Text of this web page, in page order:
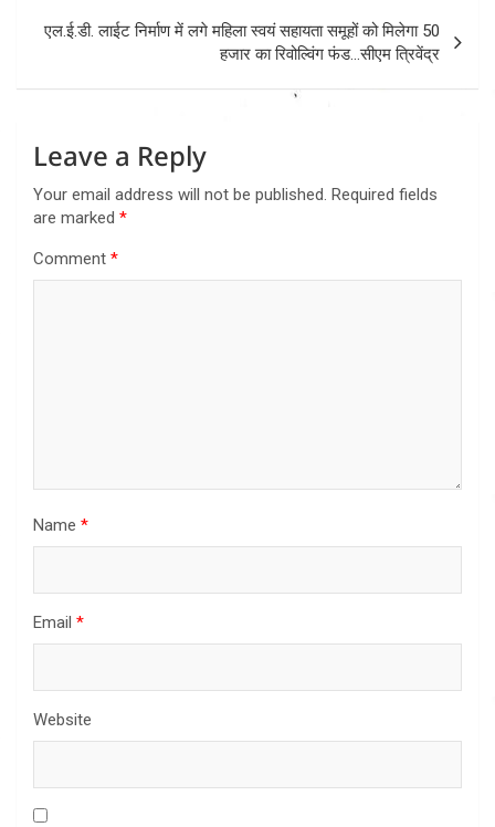
एल.ई.डी. लाईट निर्माण में लगे महिला स्वयं सहायता समूहों को मिलेगा 50
हजार का रिवोल्विंग फंड…सीएम त्रिवेंद्र
Leave a Reply
Your email address will not be published. Required fields
are marked *
Comment *
Name *
Email *
Website